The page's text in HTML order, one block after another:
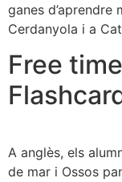
ganes d’aprendre
Cerdanyola i a
Free
A anglès, els
de mar i Ossos